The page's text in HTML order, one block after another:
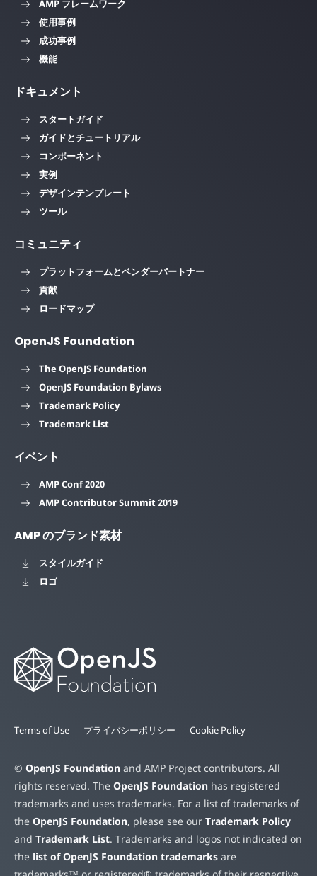
AMP フレームワーク
使用事例
成功事例
機能
ドキュメント
スタートガイド
ガイドとチュートリアル
コンポーネント
実例
デザインテンプレート
ツール
コミュニティ
プラットフォームとベンダーパートナー
貢献
ロードマップ
OpenJS Foundation
The OpenJS Foundation
OpenJS Foundation Bylaws
Trademark Policy
Trademark List
イベント
AMP Conf 2020
AMP Contributor Summit 2019
AMP のブランド素材
スタイルガイド
ロゴ
Terms of Use プライバシーポリシー Cookie Policy
© OpenJS Foundation and AMP Project contributors. All
rights reserved. The OpenJS Foundation has registered
trademarks and uses trademarks. For a list of trademarks of
the OpenJS Foundation, please see our Trademark Policy
and Trademark List. Trademarks and logos not indicated on
the list of OpenJS Foundation trademarks are